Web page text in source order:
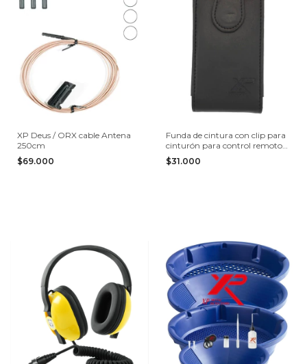
XP Deus / ORX cable Antena
250cm
$69.000
Funda de cintura con clip para
cinturón para control remoto
Deus y ORX XP
$31.000